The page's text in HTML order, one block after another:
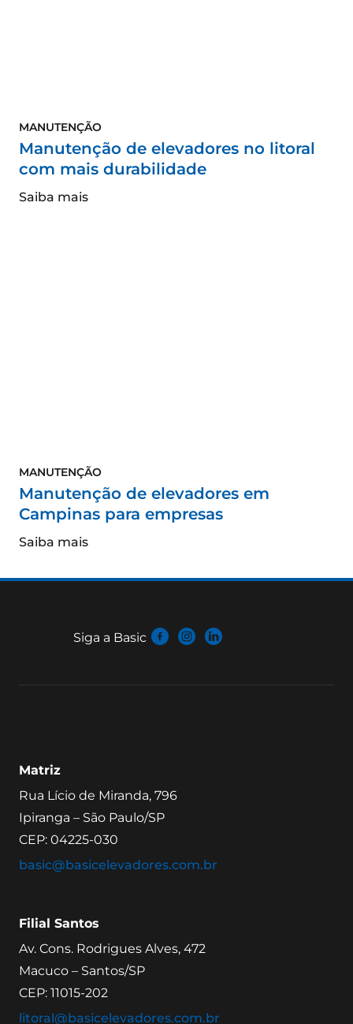
MANUTENÇÃO
Manutenção de elevadores no litoral
com mais durabilidade
Saiba mais
MANUTENÇÃO
Manutenção de elevadores em
Campinas para empresas
Saiba mais
Siga a Basic
Matriz
Rua Lício de Miranda, 796
Ipiranga – São Paulo/SP
CEP: 04225-030
basic@basicelevadores.com.br
Filial Santos
Av. Cons. Rodrigues Alves, 472
Macuco – Santos/SP
CEP: 11015-202
litoral@basicelevadores.com.br